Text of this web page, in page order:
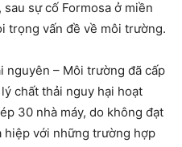
sự cố Formosa ở miền
trọng vấn đề về môi trường.
nguyên – Môi trường đã cấp
chất thải nguy hại hoạt
30 nhà máy, do không đạt
hiệp với những trường hợp